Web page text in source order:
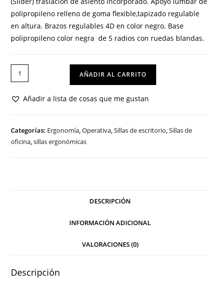
polipropileno relleno de goma flexible,tapizado regulable
en altura. Brazos regulables 4D en color negro. Base
polipropileno color negra de 5 radios con ruedas blandas.
SILLA
FEDO
BLACK
AÑADIR AL CARRITO
Añadir a lista de cosas que me gustan
Categorías: Ergonomía,Operativa,Sillas de escritorio,Sillas de
oficina,sillas ergonómicas
DESCRIPCIÓN
INFORMACIÓN ADICIONAL
VALORACIONES (0)
Descripción